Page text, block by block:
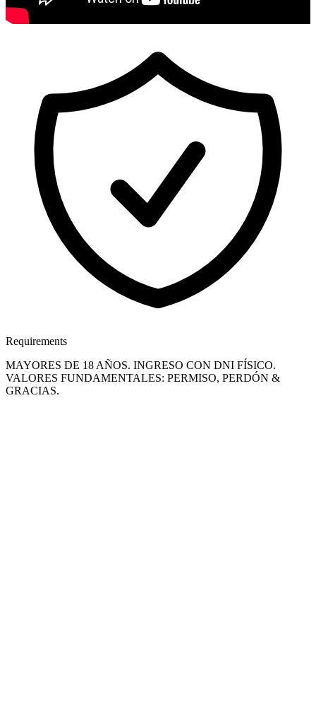
Requirements
MAYORES DE 18 AÑOS. INGRESO CON DNI FÍSICO.
VALORES FUNDAMENTALES: PERMISO, PERDÓN &
GRACIAS.